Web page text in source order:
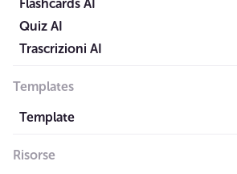
Flashcards AI
Quiz AI
Trascrizioni AI
Templates
Template
Risorse